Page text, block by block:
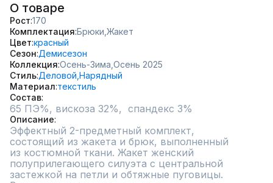
О товаре
Рост 170
Комплектация Брюки, Жакет
Цвет красный
Сезон Демисезон
Коллекция Осень-Зима, Осень 2025
Стиль Деловой, Нарядный
Материал текстиль
Состав
65 ПЭ%, вискоза 32%,  спандекс 3%
Описание
Эффектный 2-предметный комплект,
состоящий из жакета и брюк, выполненный
из костюмной ткани. Жакет женский
полуприлегающего силуэта с центральной
застежкой на петли и обтяжные пуговицы.